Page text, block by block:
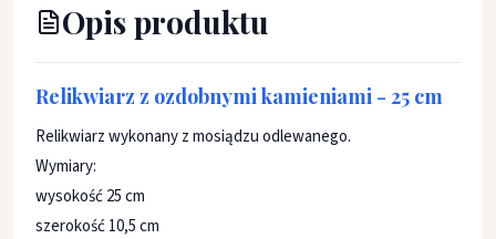
Opis produktu
Relikwiarz z ozdobnymi kamieniami - 25 cm
Relikwiarz wykonany z mosiądzu odlewanego.
Wymiary:
wysokość 25 cm
szerokość 10,5 cm